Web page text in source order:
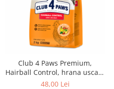
Club 4 Paws Premium,
Hairball Control, hrana uscata
pisici adulte, 2kg
48,00 Lei